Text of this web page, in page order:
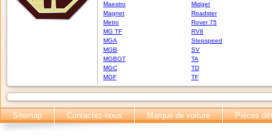
Maestro
Magnet
Metro
MG TF
MGA
MGB
MGBGT
MGC
MGF
Midget
Roadster
Rover 75
RV8
Stepspeed
SV
TA
TD
TF
Sitemap Contactez-nous Marque de voiture Pièces